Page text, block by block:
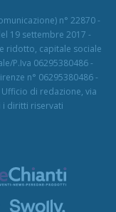
n° 22870 -
19 settembre 2017 -
ridotto, capitale sociale
P.Iva 06295380486 -
n° 06295380486 -
Ufficio di redazione, via
i diritti riservati